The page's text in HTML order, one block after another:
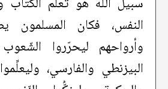
النفس، فكان المسلمون
وأرواحهم ليحرّروا
البيزنطي والفارسي،